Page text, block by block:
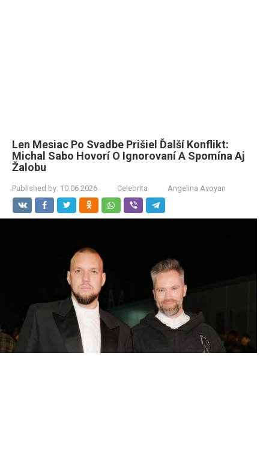
Len Mesiac Po Svadbe Prišiel Ďalší Konflikt:
Michal Sabo Hovorí O Ignorovaní A Spomína Aj
Žalobu
Published by: 10.06.2026 Celebrita Angelina Avoyan